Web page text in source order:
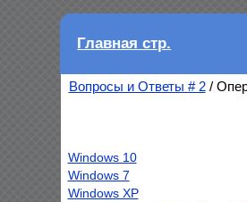
Главная стр.
Вопросы и Ответы # 2/
Windows 10
Windows 7
Windows XP